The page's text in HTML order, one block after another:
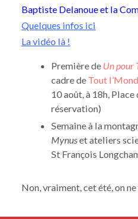
Baptiste Delanoue et la
Quelques infos ici
La vidéo là !
Première de Un pour
cadre de Tout
10 août, à 18h,
réservation)
Semaine à la
Mynuset ateliers
St François
Non, vraiment, cet été, on